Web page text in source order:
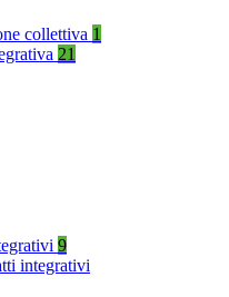
collettiva 1
21
9
integrativi